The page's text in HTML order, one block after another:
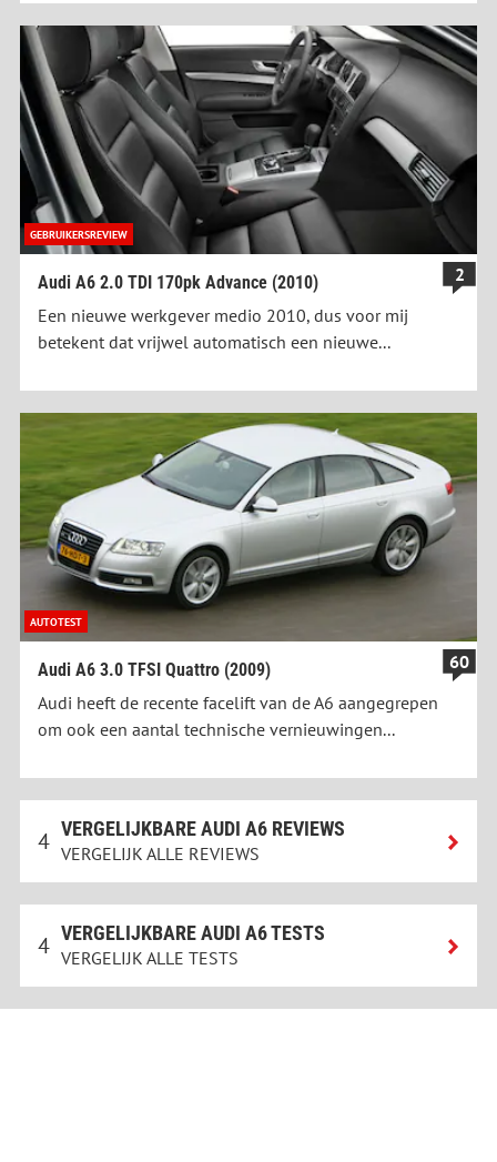
GEBRUIKERSREVIEW
Audi A6 2.0 TDI 170pk Advance (2010)
2
Een nieuwe werkgever medio 2010, dus voor mij
betekent dat vrijwel automatisch een nieuwe...
AUTOTEST
Audi A6 3.0 TFSI Quattro (2009)
60
Audi heeft de recente facelift van de A6 aangegrepen
om ook een aantal technische vernieuwingen...
4 VERGELIJKBARE AUDI A6 REVIEWS
VERGELIJK ALLE REVIEWS
4 VERGELIJKBARE AUDI A6 TESTS
VERGELIJK ALLE TESTS